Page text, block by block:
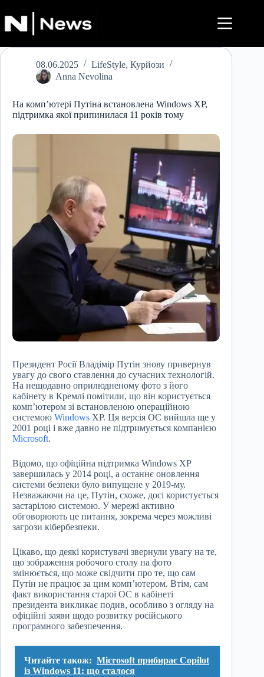
до
вмісту
08.06.2025 LifeStyle, Курйози
Anna Nevolina
На комп’ютері Путіна встановлена Windows XP,
підтримка якої припинилася 11 років тому
Президент Росії Владімір Путін знову привернув
увагу до свого ставлення до сучасних технологій.
На нещодавно оприлюдненому фото з його
кабінету в Кремлі помітили, що він користується
комп’ютером зі встановленою операційною
системою Windows XP. Ця версія ОС вийшла ще у
2001 році і вже давно не підтримується компанією
Microsoft.
Відомо, що офіційна підтримка Windows XP
завершилась у 2014 році, а останнє оновлення
системи безпеки було випущене у 2019-му.
Незважаючи на це, Путін, схоже, досі користується
застарілою системою. У мережі активно
обговорюють це питання, зокрема через можливі
загрози кібербезпеки.
Цікаво, що деякі користувачі звернули увагу на те,
що зображення робочого столу на фото
змінюється, що може свідчити про те, що сам
Путін не працює за цим комп’ютером. Втім, сам
факт використання старої ОС в кабінеті
президента викликає подив, особливо з огляду на
офіційні заяви щодо розвитку російського
програмного забезпечення.
Читайте також: Microsoft прибирає Copilot
із Windows 11: що cталося